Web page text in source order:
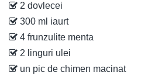
2 dovlecei
300 ml iaurt
4 frunzulite menta
2 linguri ulei
un pic de chimen macinat